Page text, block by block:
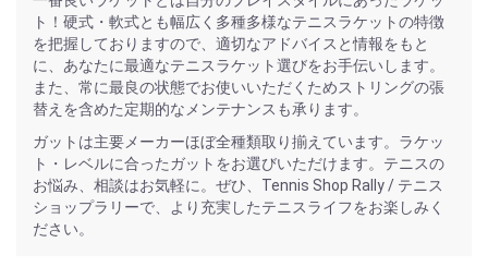
ト！硬式・軟式とも幅広く多種多様なテニスラケットの特徴
を把握しておりますので、適切なアドバイスと情報をもと
に、あなたに最適なテニスラケット選びをお手伝いします。
また、常に最良の状態でお使いいただくためストリングの張
替えを含めた定期的なメンテナンスも承ります。
ガットは主要メーカーほぼ全種類取り揃えています。ラケッ
ト・レベルに合ったガットをお選びいただけます。テニスの
お悩み、相談はお気軽に。ぜひ、Tennis Shop Rally / テニス
ショップラリーで、より充実したテニスライフをお楽しみく
ださい。